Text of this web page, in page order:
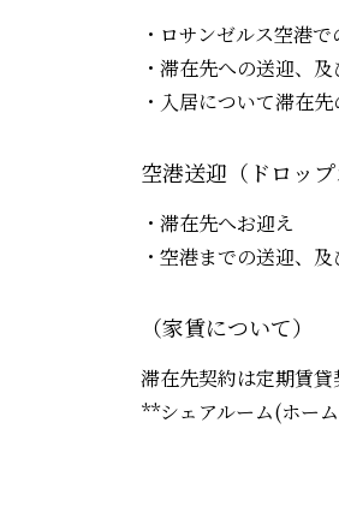
・ロサンゼルス空港
・滞在先への送迎、
・入居について滞在
空港送迎（ドロッ
・滞在先へお迎え
・空港までの送迎、
（家賃について）
滞在先契約は定期賃
**シェアルーム(ホー